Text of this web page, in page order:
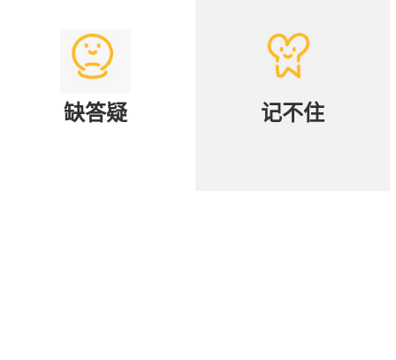
缺答疑 记不住